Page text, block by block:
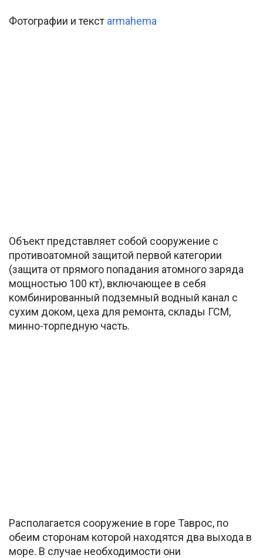
Фотографии и текст armahema
Объект представляет собой сооружение с
противоатомной защитой первой категории
(защита от прямого попадания атомного заряда
мощностью 100 кт), включающее в себя
комбинированный подземный водный канал с
сухим доком, цеха для ремонта, склады ГСМ,
минно-торпедную часть.
Располагается сооружение в горе Таврос, по
обеим сторонам которой находятся два выхода в
море. В случае необходимости они